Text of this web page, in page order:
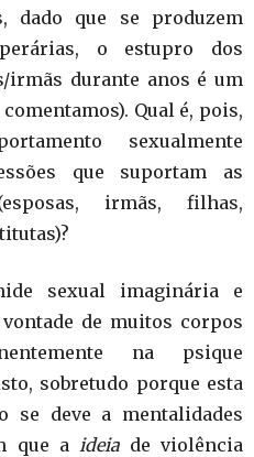
dado que se produzem
o estupro dos
irmãs durante anos é um
Qual é, pois,
sexualmente
que suportam as
irmãs, filhas,
sexual imaginária e
de muitos corpos
na psique
sobretudo porque esta
se deve a mentalidades
que a ideiade violência